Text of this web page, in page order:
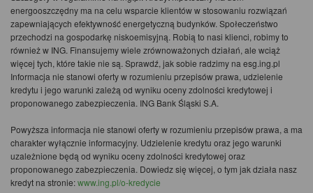
energooszczędny ma na celu wsparcie klientów w stosowaniu rozwiązań
zapewniających efektywność energetyczną budynków. Społeczeństwo
przechodzi na gospodarkę niskoemisyjną. Robią to nasi klienci, robimy to
również w ING. Finansujemy wiele zrównoważonych działań, ale wciąż
więcej tych, które takie nie są. Sprawdź, jak sobie radzimy na esg.ing.pl
Informacja nie stanowi oferty w rozumieniu przepisów prawa, udzielenie
kredytu i jego warunki zależą od wyniku oceny zdolności kredytowej i
proponowanego zabezpieczenia. ING Bank Śląski S.A.
Powyższa informacja nie stanowi oferty w rozumieniu przepisów prawa, a ma
charakter wyłącznie informacyjny. Udzielenie kredytu oraz jego warunki
uzależnione będą od wyniku oceny zdolności kredytowej oraz
proponowanego zabezpieczenia. Dowiedz się więcej, o tym jak działa nasz
kredyt na stronie:www.ing.pl/o-kredycie